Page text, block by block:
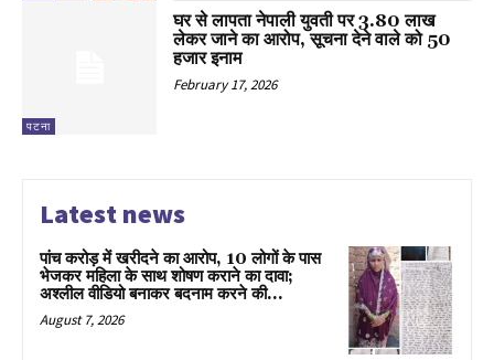
पटना
घर से लापता नेपाली युवती पर ₹3.80 लाख
लेकर जाने का आरोप, सूचना देने वाले को ₹50
हजार इनाम
February 17, 2026
Latest news
पांच करोड़ में खरीदने का आरोप, 10 लोगों के पास
भेजकर महिला के साथ शोषण कराने का दावा;
अश्लील वीडियो बनाकर बदनाम करने की...
August 7, 2026